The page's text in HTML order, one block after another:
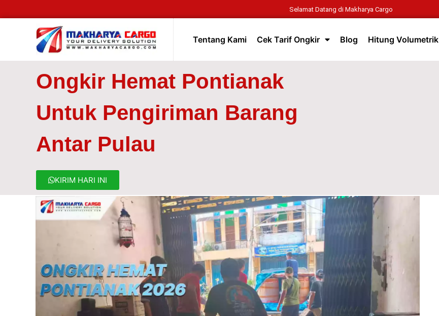
Selamat Datang di Makharya Cargo
Tentang Kami Cek Tarif Ongkir Blog Hitung Volumetrik
Ongkir Hemat Pontianak
Untuk Pengiriman Barang
Antar Pulau
KIRIM HARI INI